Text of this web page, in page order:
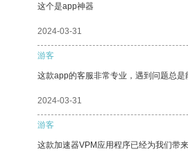
这个是app神器
2024-03-31
游客
这款app的客服非常专业，遇到问题总
2024-03-31
游客
这款加速器VPM应用程序已经为我们带